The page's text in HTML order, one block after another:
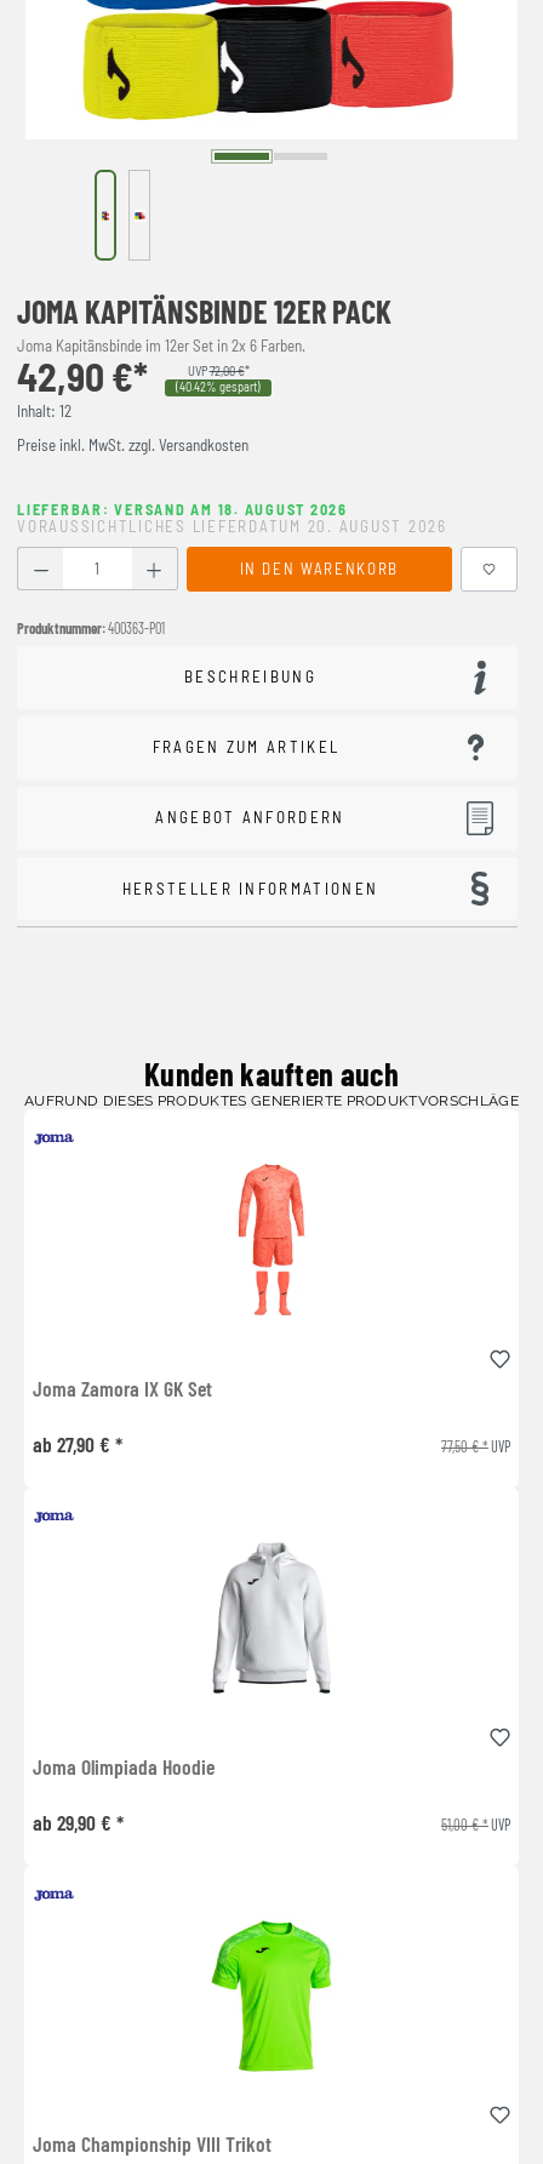
JOMA KAPITÄNSBINDE 12ER PACK
Joma Kapitänsbinde im 12er Set in 2x 6 Farben.
42,90 €* UVP72,00 €*
(40.42% gespart)
Inhalt: 12
Preise inkl. MwSt. zzgl. Versandkosten
LIEFERBAR: VERSAND AM 18. AUGUST 2026
VORAUSSICHTLICHES LIEFERDATUM 20. AUGUST 2026
Produkt Anzahl: Gib den gewünschten Wert ein oder
IN DEN WARENKORB
Produktnummer:400363-P01
BESCHREIBUNG
FRAGEN ZUM ARTIKEL
ANGEBOT ANFORDERN
HERSTELLER INFORMATIONEN
Kunden kauften auch
AUFRUND DIESES PRODUKTES GENERIERTE PRODUKTVORSCHLÄGE
Joma Zamora IX GK Set
ab 27,90 € * 77,50 € *UVP
Joma Olimpiada Hoodie
ab 29,90 € * 51,00 € *UVP
Joma Championship VIII Trikot